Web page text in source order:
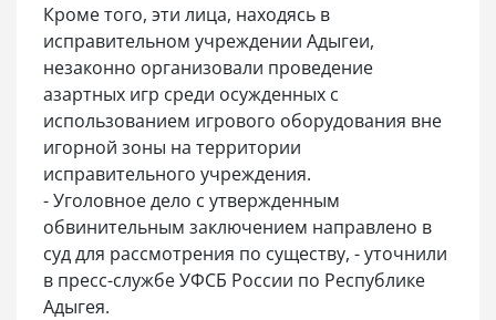
Кроме того, эти лица, находясь в
исправительном учреждении Адыгеи,
незаконно организовали проведение
азартных игр среди осужденных с
использованием игрового оборудования вне
игорной зоны на территории
исправительного учреждения.
- Уголовное дело с утвержденным
обвинительным заключением направлено в
суд для рассмотрения по существу, - уточнили
в пресс-службе УФСБ России по Республике
Адыгея.